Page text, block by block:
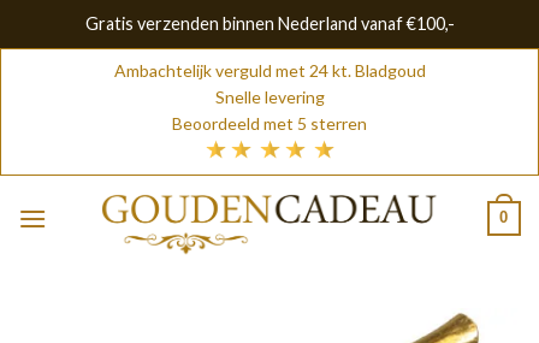
Gratis verzenden binnen Nederland vanaf €100,-
Ambachtelijk verguld met 24 kt. Bladgoud
Snelle levering
Beoordeeld met 5 sterren
0